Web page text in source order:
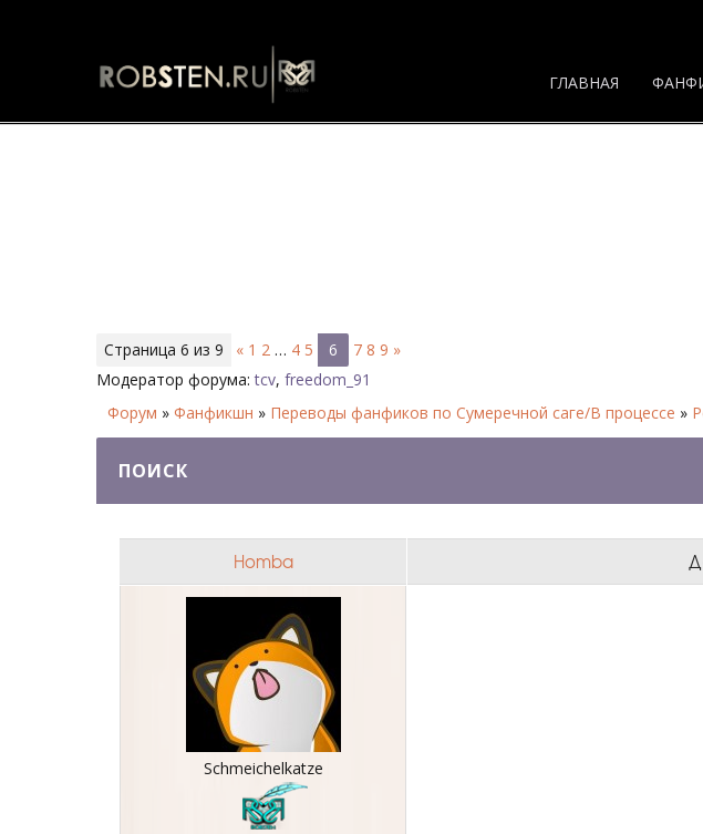
ГЛАВНАЯ
Страница 6 из 9 « 1 2 … 4 5 6 7 8 9 »
Модератор форума:tcv, freedom_91
Форум » Фанфикшн » Переводы фанфиков по Сумеречной саге/В процессе »
ПОИСК
Homba
Schmeichelkatze